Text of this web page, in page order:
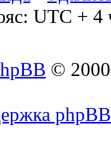
UTC + 4
©
phpBB